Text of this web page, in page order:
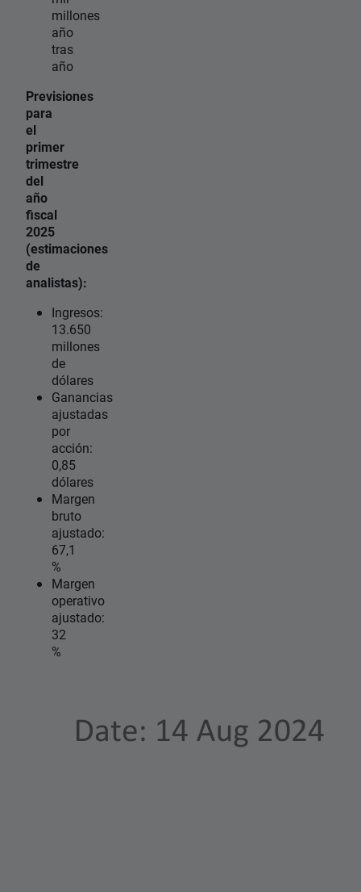
millones
año
tras
año
Previsiones
para
el
primer
trimestre
del
año
fiscal
2025
(estimaciones
de
analistas):
Ingresos:
13.650
millones
de
dólares
Ganancias
ajustadas
por
acción:
0,85
dólares
Margen
bruto
ajustado:
67,1
%
Margen
operativo
ajustado:
32
%